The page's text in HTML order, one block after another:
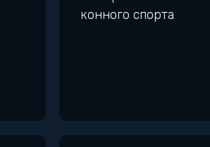
конного спорта